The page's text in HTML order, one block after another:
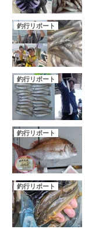
釣行リポート
釣行リポート
釣行リポート
釣行リポート